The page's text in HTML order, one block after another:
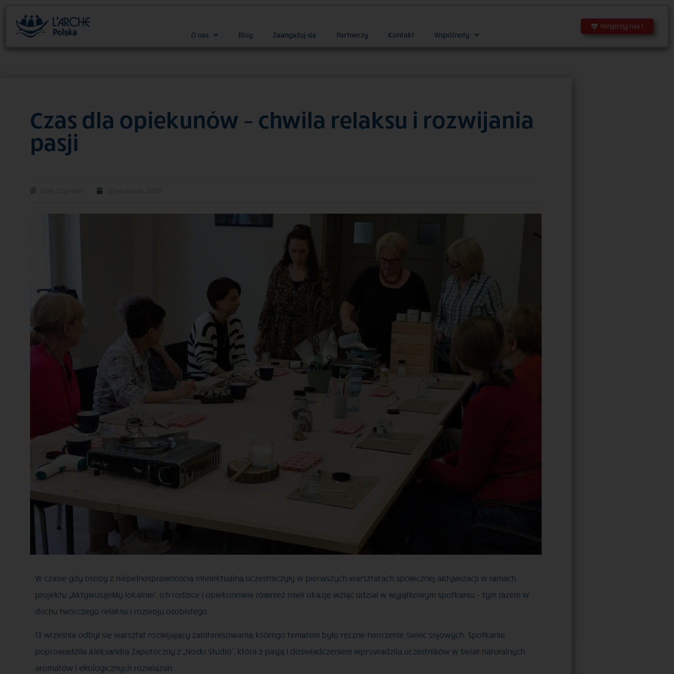
O nas Blog Zaangażuj się Partnerzy Kontakt Wspólnoty
Wesprzyj nas !
Czas dla opiekunów – chwila relaksu i rozwijania
pasji
13 września, 2025
W czasie gdy osoby z niepełnosprawnością intelektualną uczestniczyły w pierwszych warsztatach społecznej aktywizacji w ramach
projektu „AktywizujeMy lokalnie”, ich rodzice i opiekunowie również mieli okazję wziąć udział w wyjątkowym spotkaniu – tym razem w
duchu twórczego relaksu i rozwoju osobistego.
13 września odbył się warsztat rozwijający zainteresowania, którego tematem było ręczne tworzenie świec sojowych. Spotkanie
poprowadziła Aleksandra Zapotoczny z „Noski Studio”, która z pasją i doświadczeniem wprowadziła uczestników w świat naturalnych
aromatów i ekologicznych rozwiązań.